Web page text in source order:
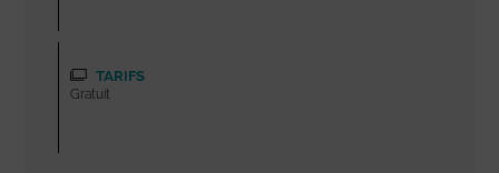
TARIFS
Gratuit